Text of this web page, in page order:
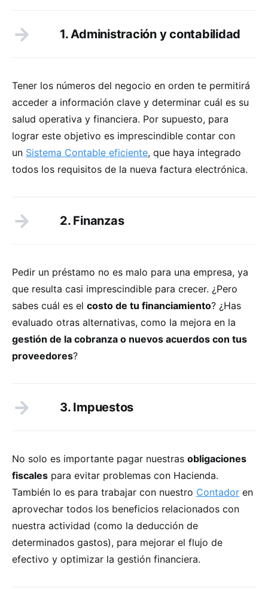
1. Administración y contabilidad
Tener los números del negocio en orden te permitirá
acceder a información clave y determinar cuál es su
salud operativa y financiera. Por supuesto, para
lograr este objetivo es imprescindible contar con
un Sistema Contable eficiente, que haya integrado
todos los requisitos de la nueva factura electrónica.
2. Finanzas
Pedir un préstamo no es malo para una empresa, ya
que resulta casi imprescindible para crecer. ¿Pero
sabes cuál es el costo de tu financiamiento? ¿Has
evaluado otras alternativas, como la mejora en la
gestión de la cobranza o nuevos acuerdos con tus
proveedores?
3. Impuestos
No solo es importante pagar nuestras obligaciones
fiscales para evitar problemas con Hacienda.
También lo es para trabajar con nuestro Contador en
aprovechar todos los beneficios relacionados con
nuestra actividad (como la deducción de
determinados gastos), para mejorar el flujo de
efectivo y optimizar la gestión financiera.